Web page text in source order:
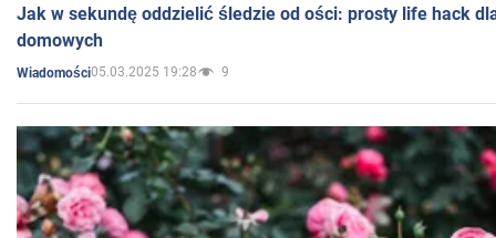
Jak w sekundę oddzielić śledzie od ości: prosty life hack
domowych
Wiadomości05.03.2025 19:28 9